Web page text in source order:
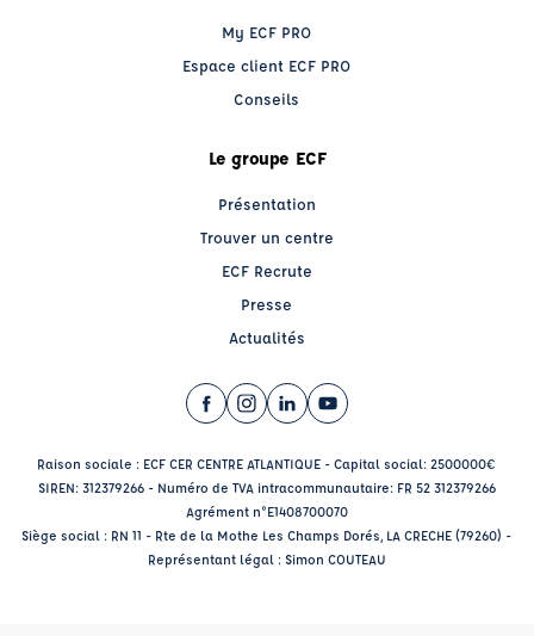
My ECF PRO
Espace client ECF PRO
Conseils
Le groupe ECF
Présentation
Trouver un centre
ECF Recrute
Presse
Actualités
Facebook (nouvelle fenêtre)
Instagram (nouvelle fenêtre)
LinkedIn (nouvelle fenêtre)
YouTube (nouvelle
Raison sociale : ECF CER CENTRE ATLANTIQUE - Capital social: 2500000€
SIREN: 312379266 - Numéro de TVA intracommunautaire: FR 52 312379266
Agrément n°E1408700070
Siège social : RN 11 - Rte de la Mothe Les Champs Dorés, LA CRECHE (79260) -
Représentant légal : Simon COUTEAU